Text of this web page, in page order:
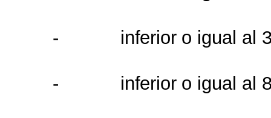
- inferior o igual al
- inferior o igual al